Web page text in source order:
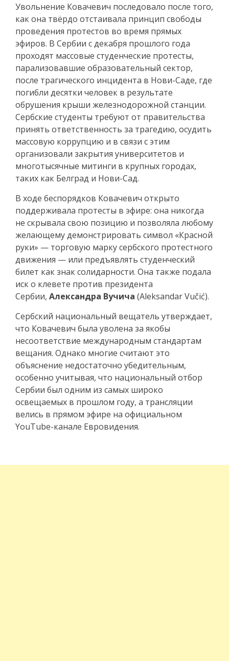
Увольнение Ковачевич последовало после того,
как она твёрдо отстаивала принцип свободы
проведения протестов во время прямых
эфиров. В Сербии с декабря прошлого года
проходят массовые студенческие протесты,
парализовавшие образовательный сектор,
после трагического инцидента в Нови-Саде, где
погибли десятки человек в результате
обрушения крыши железнодорожной станции.
Сербские студенты требуют от правительства
принять ответственность за трагедию, осудить
массовую коррупцию и в связи с этим
организовали закрытия университетов и
многотысячные митинги в крупных городах,
таких как Белград и Нови-Сад.
В ходе беспорядков Ковачевич открыто
поддерживала протесты в эфире: она никогда
не скрывала свою позицию и позволяла любому
желающему демонстрировать символ «Красной
руки» — торговую марку сербского протестного
движения — или предъявлять студенческий
билет как знак солидарности. Она также подала
иск о клевете против президента
Сербии, Александра Вучича (Aleksandar Vučić).
Сербский национальный вещатель утверждает,
что Ковачевич была уволена за якобы
несоответствие международным стандартам
вещания. Однако многие считают это
объяснение недостаточно убедительным,
особенно учитывая, что национальный отбор
Сербии был одним из самых широко
освещаемых в прошлом году, а трансляции
велись в прямом эфире на официальном
YouTube-канале Евровидения.